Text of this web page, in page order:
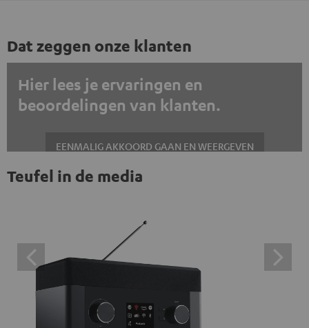
Dat zeggen onze klanten
Hier lees je ervaringen en
beoordelingen van klanten.
EENMALIG AKKOORD GAAN EN WEERGEVEN
Altijd externe inhoud weergeven? Schakel dit in de gegevensinstellingen
externe inhoud hier met één klik weergeven. Door op de
inhoud te klikken, stem je ermee in dat je de externe
inhoud te zien krijgt. Dit betekent dat persoonlijke
gegevens kunnen worden doorgegeven aan platforms
van derden. Meer informatie hierover vind je in ons
Teufel in de media